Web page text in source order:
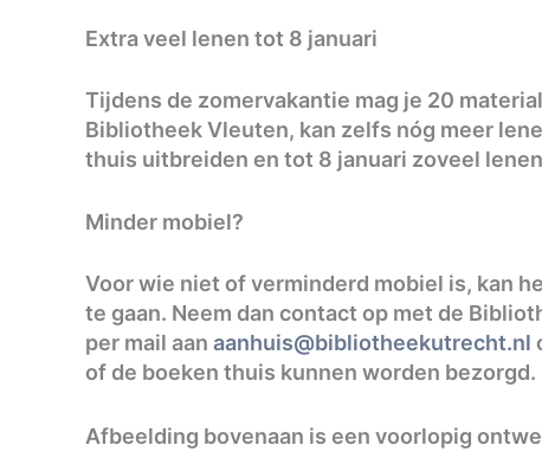
Extra veel lenen tot 8 januari
Tijdens de zomervakantie mag je 20
Bibliotheek Vleuten, kan zelfs nóg meer
thuis uitbreiden en tot 8 januari zoveel
Minder mobiel?
Voor wie niet of verminderd mobiel is, kan
te gaan. Neem dan contact op met de
per mail aan aanhuis@bibliotheekutrecht.nl
of de boeken thuis kunnen worden bezorgd.
Afbeelding bovenaan is een voorlopig